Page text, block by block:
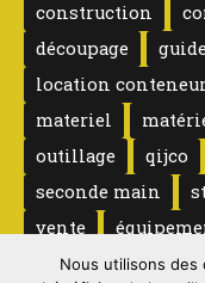
construction
découpage
guide
location
materiel
outillage
qijco
seconde main
vente
Nous utilisons des